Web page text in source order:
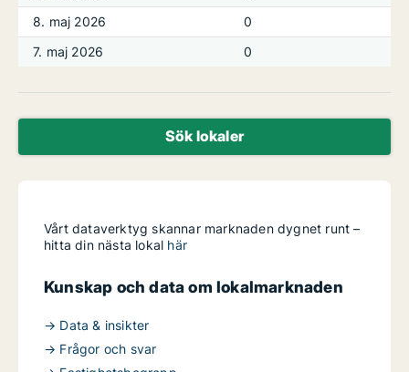
8. maj 2026
0
7. maj 2026
0
Sök lokaler
Vårt dataverktyg skannar marknaden dygnet runt –
hitta din nästa lokal här
Kunskap och data om lokalmarknaden
→ Data & insikter
→ Frågor och svar